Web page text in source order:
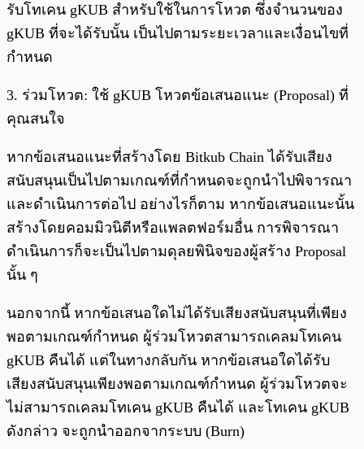
รับโทเคน gKUB สำหรับใช้ในการโหวต ซึ่งจำนวนของ
gKUB ที่จะได้รับนั้น เป็นไปตามระยะเวลาและเงื่อนไขที่
กำหนด
3. ร่วมโหวต: ใช้ gKUB โหวตข้อเสนอแนะ (Proposal) ที่
คุณสนใจ
หากข้อเสนอแนะที่สร้างโดย Bitkub Chain ได้รับเสียง
สนับสนุนเป็นไปตามเกณฑ์ที่กำหนดจะถูกนำไปพิจารณา
และดำเนินการต่อไป อย่างไรก็ตาม หากข้อเสนอแนะนั้น
สร้างโดยคอมมิวนิตีหรือแพลตฟอร์มอื่น การพิจารณา
ดำเนินการก็จะเป็นไปตามดุลยพินิจของผู้สร้าง Proposal
นั้น ๆ
นอกจากนี้ หากข้อเสนอใดไม่ได้รับเสียงสนับสนุนที่เพียง
พอตามเกณฑ์กำหนด ผู้ร่วมโหวตสามารถเคลมโทเคน
gKUB คืนได้ แต่ในทางกลับกัน หากข้อเสนอใดได้รับ
เสียงสนับสนุนเพียงพอตามเกณฑ์กำหนด ผู้ร่วมโหวตจะ
ไม่สามารถเคลมโทเคน gKUB คืนได้ และโทเคน gKUB
ดังกล่าว จะถูกนำออกจากระบบ (Burn)